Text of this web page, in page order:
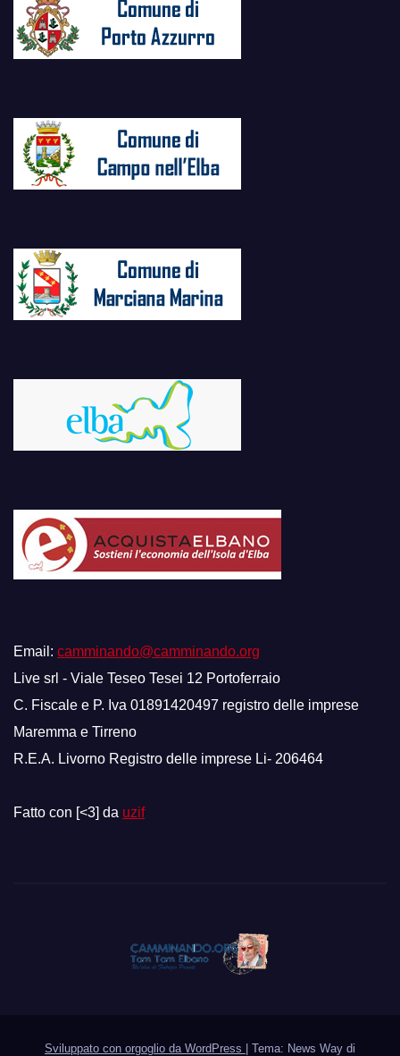
Email: camminando@camminando.org
Live srl - Viale Teseo Tesei 12 Portoferraio
C. Fiscale e P. Iva 01891420497 registro delle imprese
Maremma e Tirreno
R.E.A. Livorno Registro delle imprese Li- 206464
Fatto con [<3] da uzif
Sviluppato con orgoglio da WordPress | Tema: News Way di